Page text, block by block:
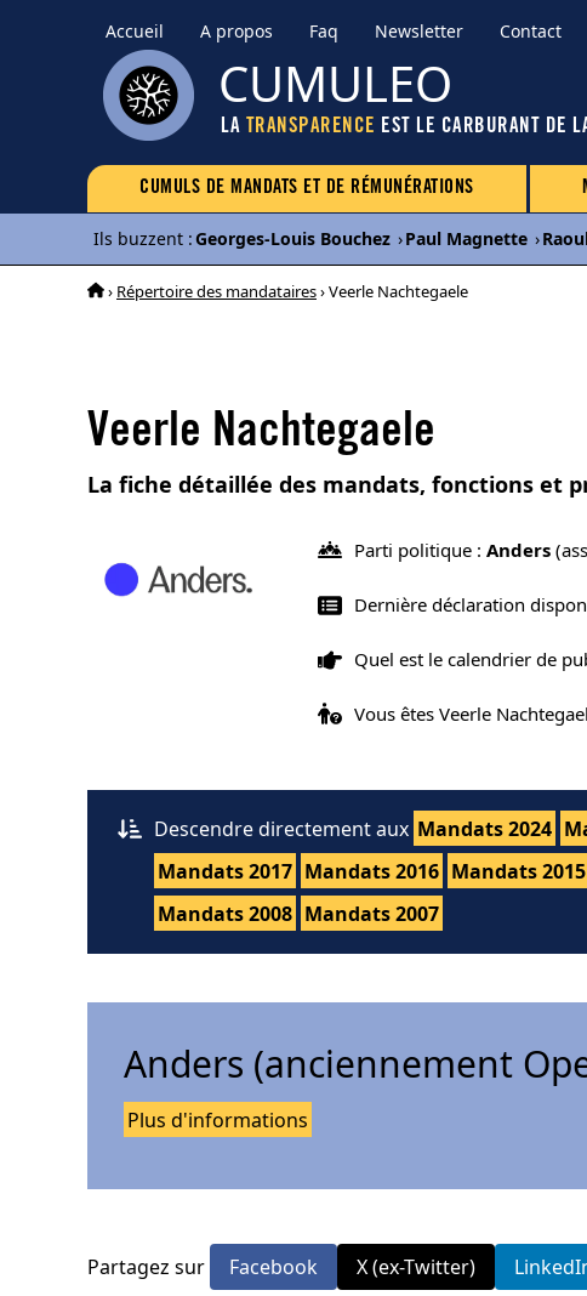
Accueil A propos Faq Newsletter Contact
CUMULEO
LA TRANSPARENCE EST LE CARBURANT DE
CUMULS DE MANDATS ET DE RÉMUNÉRATIONS
Ils buzzent :Georges-Louis Bouchez ›Paul Magnette ›
› Répertoire des mandataires› Veerle Nachtegaele
Veerle Nachtegaele
La fiche détaillée des mandats, fonctions et
Parti politique : Anders
Dernière déclaration
Quel est le calendrier de
Vous êtes Veerle
Descendre directement aux Mandats 2024
Mandats 2017 Mandats 2016 Mandats 2015
Mandats 2008 Mandats 2007
Anders (anciennement
Plus d'informations
Partagez sur Facebook X (ex-Twitter)